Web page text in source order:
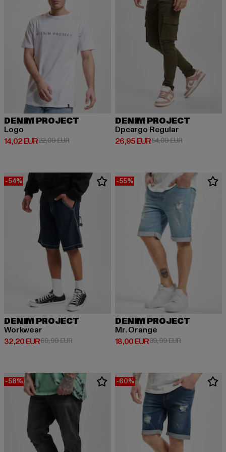
DENIM PROJECT
Logo
14,02 EUR
Derzeitiger Preis: 14,02 EUR
22,99 EURAktionspreis: 22,99 EUR
DENIM PROJECT
Dpcargo Regular
26,95 EUR
Derzeitiger Preis: 26,95 EUR
54,99 EURAktionspreis:
-54%
DENIM PROJECT
Workwear
32,20 EUR
Derzeitiger Preis: 32,20 EUR
69,99 EURAktionspreis: 69,99 EUR
-55%
DENIM PROJECT
Mr. Orange
18,00 EUR
Derzeitiger Preis: 18,00 EUR
39,99 EURAktionspreis:
-58% -60%